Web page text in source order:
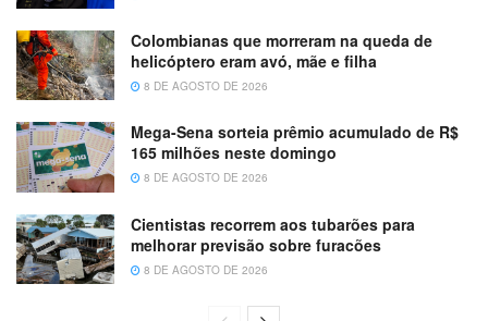
Colombianas que morreram na queda de
helicóptero eram avó, mãe e filha
8 DE AGOSTO DE 2026
Mega-Sena sorteia prêmio acumulado de R$
165 milhões neste domingo
8 DE AGOSTO DE 2026
Cientistas recorrem aos tubarões para
melhorar previsão sobre furacões
8 DE AGOSTO DE 2026